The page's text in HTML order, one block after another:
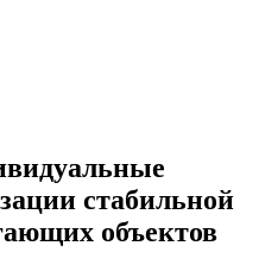
стабильной
объектов